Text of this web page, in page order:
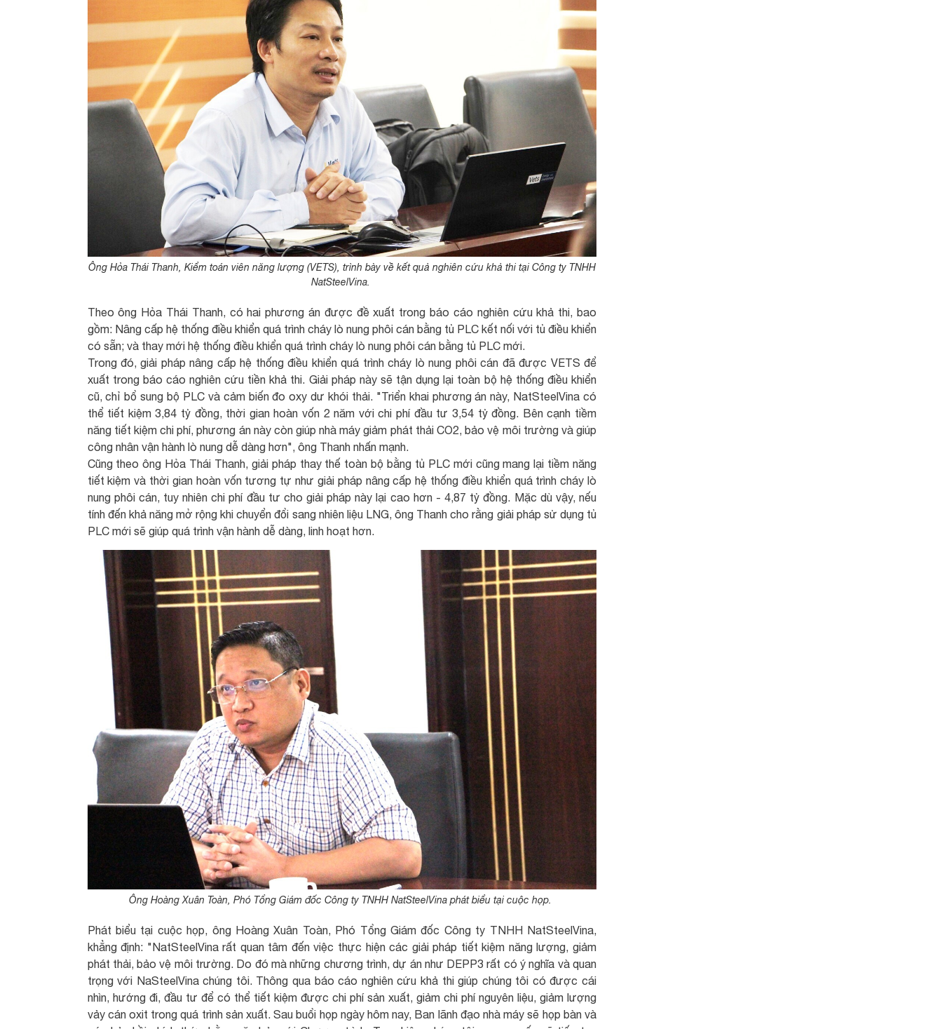
Ông Hỏa Thái Thanh, Kiểm toán viên năng lượng (VETS), trình bày về kết quả nghiên cứu khả thi tại Công ty TNHH
NatSteelVina.
Theo ông Hỏa Thái Thanh, có hai phương án được đề xuất trong báo cáo nghiên cứu khả thi, bao
gồm: Nâng cấp hệ thống điều khiển quá trình cháy lò nung phôi cán bằng tủ PLC kết nối với tủ điều khiển
có sẵn; và thay mới hệ thống điều khiển quá trình cháy lò nung phôi cán bằng tủ PLC mới.
Trong đó, giải pháp nâng cấp hệ thống điều khiển quá trình cháy lò nung phôi cán đã được VETS để
xuất trong báo cáo nghiên cứu tiền khả thi. Giải pháp này sẽ tận dụng lại toàn bộ hệ thống điều khiển
cũ, chỉ bổ sung bộ PLC và cảm biến đo oxy dư khói thải. "Triển khai phương án này, NatSteelVina có
thể tiết kiệm 3,84 tỷ đồng, thời gian hoàn vốn 2 năm với chi phí đầu tư 3,54 tỷ đồng. Bên cạnh tiềm
năng tiết kiệm chi phí, phương án này còn giúp nhà máy giảm phát thải CO2, bảo vệ môi trường và giúp
công nhân vận hành lò nung dễ dàng hơn", ông Thanh nhấn mạnh.
Cũng theo ông Hỏa Thái Thanh, giải pháp thay thế toàn bộ bằng tủ PLC mới cũng mang lại tiềm năng
tiết kiệm và thời gian hoàn vốn tương tự như giải pháp nâng cấp hệ thống điều khiển quá trình cháy lò
nung phôi cán, tuy nhiên chi phí đầu tư cho giải pháp này lại cao hơn - 4,87 tỷ đồng. Mặc dù vậy, nếu
tính đến khả năng mở rộng khi chuyển đổi sang nhiên liệu LNG, ông Thanh cho rằng giải pháp sử dụng tủ
PLC mới sẽ giúp quá trình vận hành dễ dàng, linh hoạt hơn.
Ông Hoàng Xuân Toàn, Phó Tổng Giám đốc Công ty TNHH NatSteelVina phát biểu tại cuộc họp.
Phát biểu tại cuộc họp, ông Hoàng Xuân Toàn, Phó Tổng Giám đốc Công ty TNHH NatSteelVina,
khẳng định: "NatSteelVina rất quan tâm đến việc thực hiện các giải pháp tiết kiệm năng lượng, giảm
phát thải, bảo vệ môi trường. Do đó mà những chương trình, dự án như DEPP3 rất có ý nghĩa và quan
trọng với NaSteelVina chúng tôi. Thông qua báo cáo nghiên cứu khả thi giúp chúng tôi có được cái
nhìn, hướng đi, đầu tư để có thể tiết kiệm được chi phí sản xuất, giảm chi phí nguyên liệu, giảm lượng
vảy cán oxit trong quá trình sản xuất. Sau buổi họp ngày hôm nay, Ban lãnh đạo nhà máy sẽ họp bàn và